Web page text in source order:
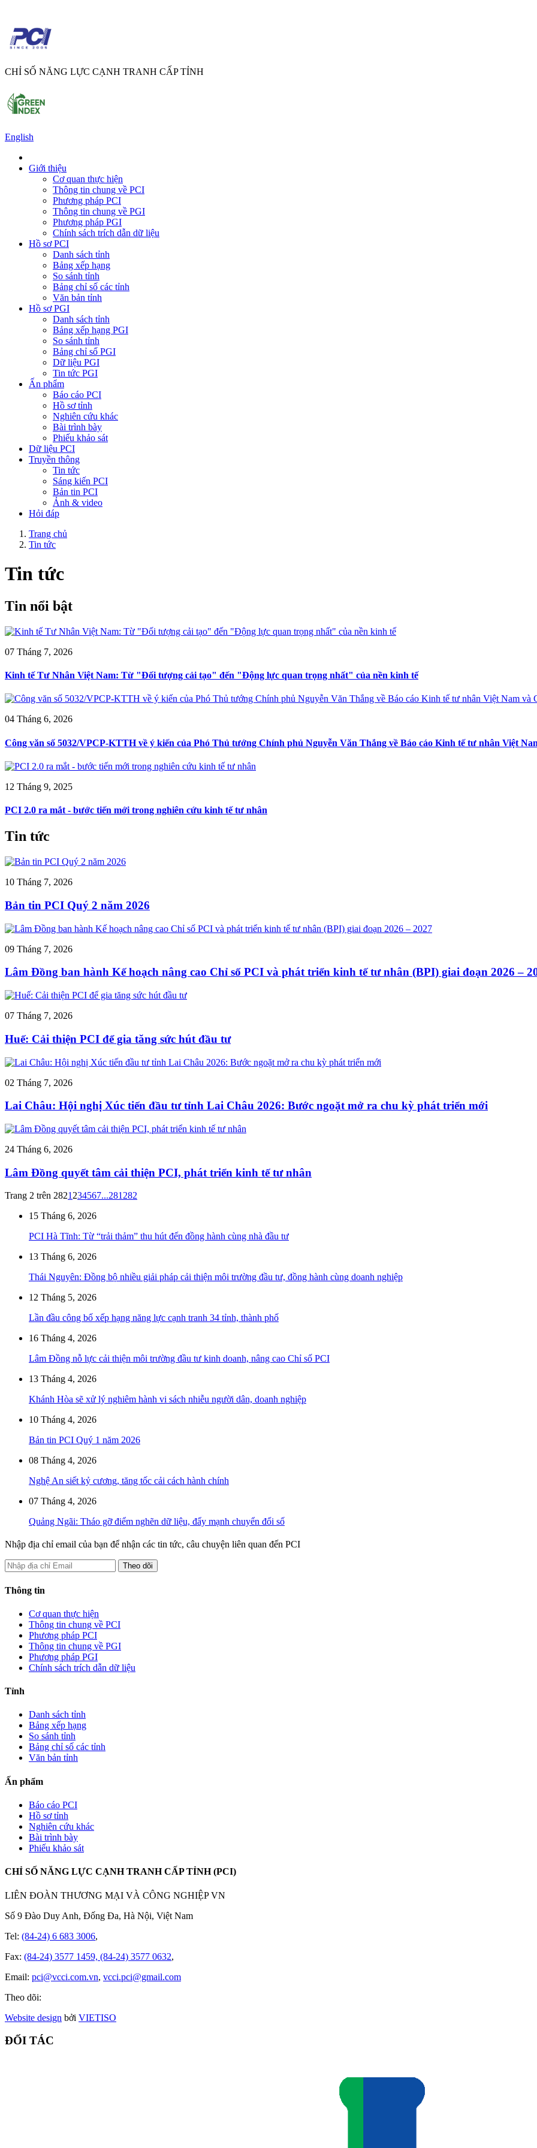
CHỈ SỐ NĂNG LỰC CẠNH TRANH CẤP TỈNH
English
Giới thiệu
Cơ quan thực hiện
Thông tin chung về PCI
Phương pháp PCI
Thông tin chung về PGI
Phương pháp PGI
Chính sách trích dẫn dữ liệu
Hồ sơ PCI
Danh sách tỉnh
Bảng xếp hạng
So sánh tỉnh
Bảng chỉ số các tỉnh
Văn bản tỉnh
Hồ sơ PGI
Danh sách tỉnh
Bảng xếp hạng PGI
So sánh tỉnh
Bảng chỉ số PGI
Dữ liệu PGI
Tin tức PGI
Ấn phẩm
Báo cáo PCI
Hồ sơ tỉnh
Nghiên cứu khác
Bài trình bày
Phiếu khảo sát
Dữ liệu PCI
Truyền thông
Tin tức
Sáng kiến PCI
Bản tin PCI
Ảnh & video
Hỏi đáp
Trang chủ
Tin tức
Tin tức
Tin nổi bật
07 Tháng 7, 2026
Kinh tế Tư Nhân Việt Nam: Từ "Đối tượng cải tạo" đến "Động lực quan trọng nhất" của nền kinh tế
04 Tháng 6, 2026
Công văn số 5032/VPCP-KTTH về ý kiến của Phó Thủ tướng Chính phủ Nguyễn Văn Thắng về Báo cáo Kinh tế tư nhân Việt
12 Tháng 9, 2025
PCI 2.0 ra mắt - bước tiến mới trong nghiên cứu kinh tế tư nhân
Tin tức
10 Tháng 7, 2026
Bản tin PCI Quý 2 năm 2026
09 Tháng 7, 2026
Lâm Đồng ban hành Kế hoạch nâng cao Chỉ số PCI và phát triển kinh tế tư nhân (BPI) giai đoạn 2026 –
07 Tháng 7, 2026
Huế: Cải thiện PCI để gia tăng sức hút đầu tư
02 Tháng 7, 2026
Lai Châu: Hội nghị Xúc tiến đầu tư tỉnh Lai Châu 2026: Bước ngoặt mở ra chu kỳ phát triển mới
24 Tháng 6, 2026
Lâm Đồng quyết tâm cải thiện PCI, phát triển kinh tế tư nhân
Trang 2 trên 2821234567...281282
15 Tháng 6, 2026
PCI Hà Tĩnh: Từ “trải thảm” thu hút đến đồng hành cùng nhà đầu tư
13 Tháng 6, 2026
Thái Nguyên: Đồng bộ nhiều giải pháp cải thiện môi trường đầu tư, đồng hành cùng doanh nghiệp
12 Tháng 5, 2026
Lần đầu công bố xếp hạng năng lực cạnh tranh 34 tỉnh, thành phố
16 Tháng 4, 2026
Lâm Đồng nỗ lực cải thiện môi trường đầu tư kinh doanh, nâng cao Chỉ số PCI
13 Tháng 4, 2026
Khánh Hòa sẽ xử lý nghiêm hành vi sách nhiễu người dân, doanh nghiệp
10 Tháng 4, 2026
Bản tin PCI Quý 1 năm 2026
08 Tháng 4, 2026
Nghệ An siết kỷ cương, tăng tốc cải cách hành chính
07 Tháng 4, 2026
Quảng Ngãi: Tháo gỡ điểm nghẽn dữ liệu, đẩy mạnh chuyển đổi số
Nhập địa chỉ email của bạn để nhận các tin tức, câu chuyện liên quan đến PCI
Thông tin
Cơ quan thực hiện
Thông tin chung về PCI
Phương pháp PCI
Thông tin chung về PGI
Phương pháp PGI
Chính sách trích dẫn dữ liệu
Tỉnh
Danh sách tỉnh
Bảng xếp hạng
So sánh tỉnh
Bảng chỉ số các tỉnh
Văn bản tỉnh
Ấn phẩm
Báo cáo PCI
Hồ sơ tỉnh
Nghiên cứu khác
Bài trình bày
Phiếu khảo sát
CHỈ SỐ NĂNG LỰC CẠNH TRANH CẤP TỈNH (PCI)
LIÊN ĐOÀN THƯƠNG MẠI VÀ CÔNG NGHIỆP VN
Số 9 Đào Duy Anh, Đống Đa, Hà Nội, Việt Nam
Tel: (84-24) 6 683 3006,
Fax: (84-24) 3577 1459, (84-24) 3577 0632,
Email: pci@vcci.com.vn, vcci.pci@gmail.com
Theo dõi:
Website design bởi VIETISO
ĐỐI TÁC